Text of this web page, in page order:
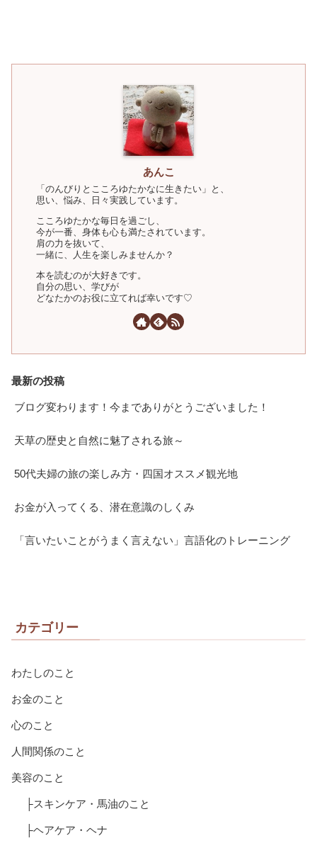
あんこ
「のんびりとこころゆたかなに生きたい」と、
思い、悩み、日々実践しています。
こころゆたかな毎日を過ごし、
今が一番、身体も心も満たされています。
肩の力を抜いて、
一緒に、人生を楽しみませんか？
本を読むのが大好きです。
自分の思い、学びが
どなたかのお役に立てれば幸いです♡
最新の投稿
ブログ変わります！今までありがとうございました！
天草の歴史と自然に魅了される旅～
50代夫婦の旅の楽しみ方・四国オススメ観光地
お金が入ってくる、潜在意識のしくみ
「言いたいことがうまく言えない」言語化のトレーニング
カテゴリー
わたしのこと
お金のこと
心のこと
人間関係のこと
美容のこと
├スキンケア・馬油のこと
├ヘアケア・ヘナ